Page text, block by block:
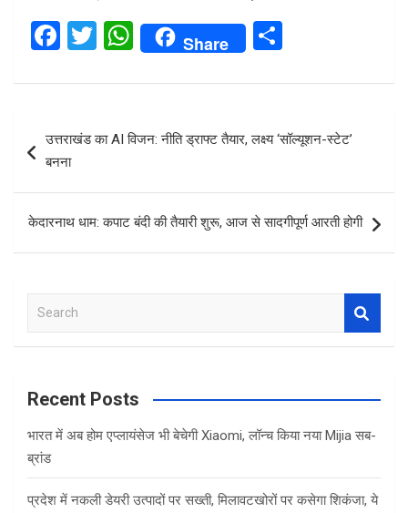
F
ce
o
k
T
tt
W
h
at
s
A
p
Share
ar
e
navigation
उत्तराखंड का AI विजन: नीति ड्राफ्ट तैयार, लक्ष्य ‘सॉल्यूशन-स्टेट’
बनना
केदारनाथ धाम: कपाट बंदी की तैयारी शुरू, आज से सादगीपूर्ण आरती होगी
a
c
Recent Posts
भारत में अब होम एप्लायंसेज भी बेचेगी Xiaomi, लॉन्च किया नया Mijia सब-
ब्रांड
प्रदेश में नकली डेयरी उत्पादों पर सख्ती, मिलावटखोरों पर कसेगा शिकंजा, ये